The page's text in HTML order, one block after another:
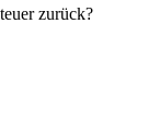
zurück?